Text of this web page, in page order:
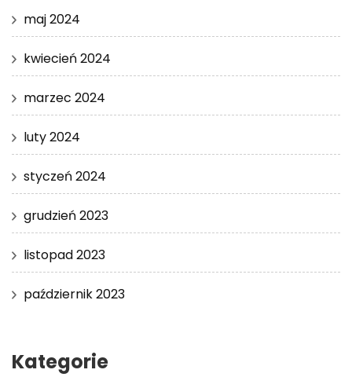
maj 2024
kwiecień 2024
marzec 2024
luty 2024
styczeń 2024
grudzień 2023
listopad 2023
październik 2023
Kategorie